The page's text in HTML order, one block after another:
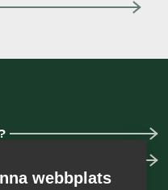
webbplats